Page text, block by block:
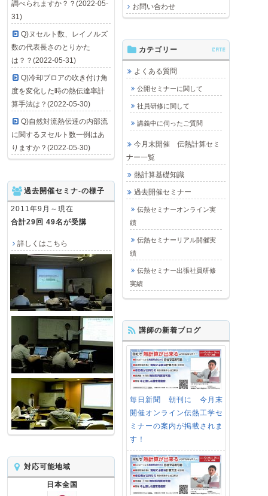
お問い合わせ
調べられますか？？(2022-05-
31)
Q)ヌセルト数、レイノルズ
数の代表長さのとりかた
は？？(2022-05-31)
Q)冷却ブロアの吹き付け角
度を変化した時の熱伝達率計
算手法は？(2022-05-30)
Q)自然対流熱伝達の内部流
に関するヌセルト数一例はあ
りますか？(2022-05-30)
カテゴリー CATE
よくある質問
公開セミナーに関して
社員研修に関して
講義中に伺ったご質問
今月末開催 伝熱計算セミ
ナー一覧
熱計算基礎知識
過去開催セミナー
伝熱セミナーオンライン実
績
伝熱セミナーリアル開催実
績
伝熱セミナー出張社員研修
実績
過去開催セミナ-の様子
2011年9月～現在
合計29回 49名が受講
詳しくはこちら
講師の新着ブログ
毎日新聞 朝刊に 今月末
開催オンライン伝熱工学セ
ミナーの案内が掲載されま
す！
対応可能地域
日本全国